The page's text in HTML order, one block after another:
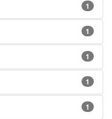
1
1
1
1
1